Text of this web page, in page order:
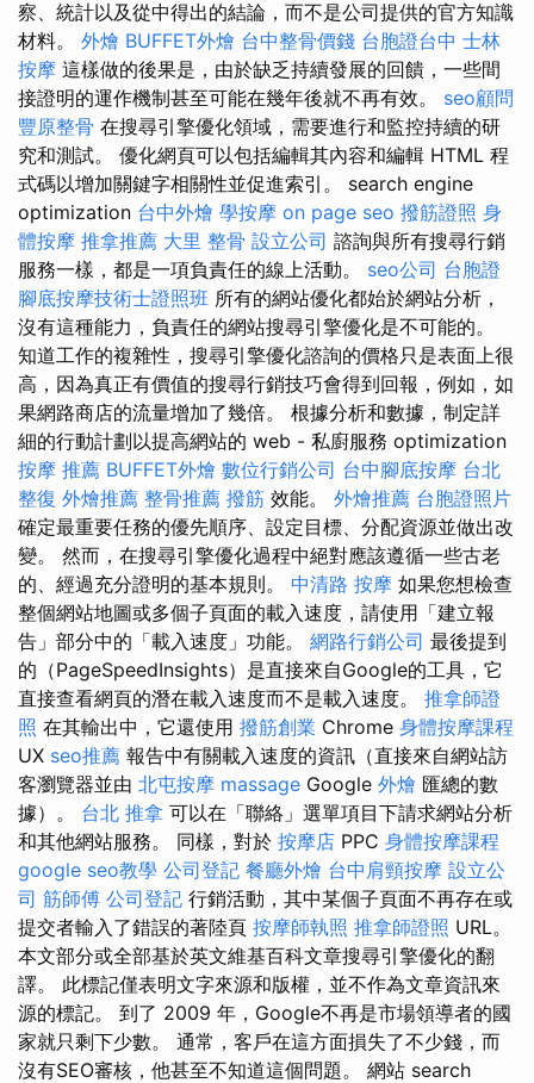
察、統計以及從中得出的結論，而不是公司提供的官方知識
材料。 外燴 BUFFET外燴 台中整骨價錢 台胞證台中 士林
按摩 這樣做的後果是，由於缺乏持續發展的回饋，一些間
接證明的運作機制甚至可能在幾年後就不再有效。 seo顧問
豐原整骨 在搜尋引擎優化領域，需要進行和監控持續的研
究和測試。 優化網頁可以包括編輯其內容和編輯 HTML 程
式碼以增加關鍵字相關性並促進索引。 search engine
optimization 台中外燴 學按摩 on page seo 撥筋證照 身
體按摩 推拿推薦 大里 整骨 設立公司 諮詢與所有搜尋行銷
服務一樣，都是一項負責任的線上活動。 seo公司 台胞證
腳底按摩技術士證照班 所有的網站優化都始於網站分析，
沒有這種能力，負責任的網站搜尋引擎優化是不可能的。
知道工作的複雜性，搜尋引擎優化諮詢的價格只是表面上很
高，因為真正有價值的搜尋行銷技巧會得到回報，例如，如
果網路商店的流量增加了幾倍。 根據分析和數據，制定詳
細的行動計劃以提高網站的 web - 私廚服務 optimization
按摩 推薦 BUFFET外燴 數位行銷公司 台中腳底按摩 台北
整復 外燴推薦 整骨推薦 撥筋 效能。 外燴推薦 台胞證照片
確定最重要任務的優先順序、設定目標、分配資源並做出改
變。 然而，在搜尋引擎優化過程中絕對應該遵循一些古老
的、經過充分證明的基本規則。 中清路 按摩 如果您想檢查
整個網站地圖或多個子頁面的載入速度，請使用「建立報
告」部分中的「載入速度」功能。 網路行銷公司 最後提到
的（PageSpeedInsights）是直接來自Google的工具，它
直接查看網頁的潛在載入速度而不是載入速度。 推拿師證
照 在其輸出中，它還使用 撥筋創業 Chrome 身體按摩課程
UX seo推薦 報告中有關載入速度的資訊（直接來自網站訪
客瀏覽器並由 北屯按摩 massage Google 外燴 匯總的數
據）。 台北 推拿 可以在「聯絡」選單項目下請求網站分析
和其他網站服務。 同樣，對於 按摩店 PPC 身體按摩課程
google seo教學 公司登記 餐廳外燴 台中肩頸按摩 設立公
司 筋師傅 公司登記 行銷活動，其中某個子頁面不再存在或
提交者輸入了錯誤的著陸頁 按摩師執照 推拿師證照 URL。
本文部分或全部基於英文維基百科文章搜尋引擎優化的翻
譯。 此標記僅表明文字來源和版權，並不作為文章資訊來
源的標記。 到了 2009 年，Google不再是市場領導者的國
家就只剩下少數。 通常，客戶在這方面損失了不少錢，而
沒有SEO審核，他甚至不知道這個問題。 網站 search